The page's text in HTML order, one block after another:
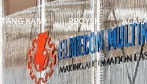
KAMI PROYEK